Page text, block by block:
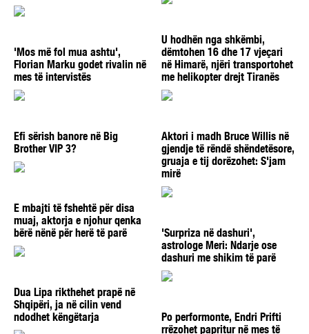
U hodhën nga shkëmbi,
dëmtohen 16 dhe 17 vjeçari
në Himarë, njëri transportohet
me helikopter drejt Tiranës
'Mos më fol mua ashtu',
Florian Marku godet rivalin në
mes të intervistës
Efi sërish banore në Big
Brother VIP 3?
Aktori i madh Bruce Willis në
gjendje të rëndë shëndetësore,
gruaja e tij dorëzohet: S'jam
mirë
E mbajti të fshehtë për disa
muaj, aktorja e njohur qenka
bërë nënë për herë të parë
'Surpriza në dashuri',
astrologe Meri: Ndarje ose
dashuri me shikim të parë
Dua Lipa rikthehet prapë në
Shqipëri, ja në cilin vend
ndodhet këngëtarja
Po performonte, Endri Prifti
rrëzohet papritur në mes të